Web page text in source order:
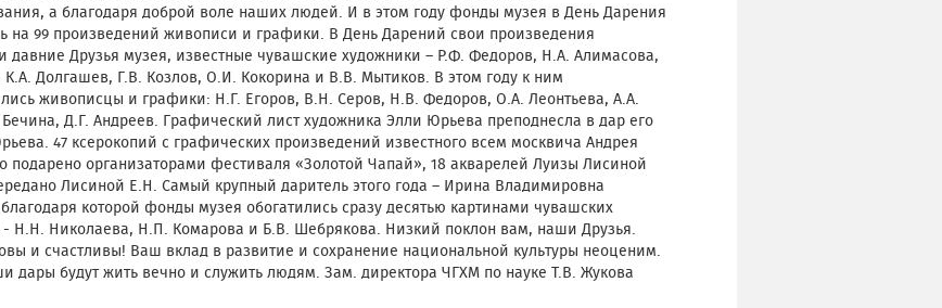
а благодаря доброй воле наших людей. И в этом году фонды музея в День Дарения
на 99 произведений живописи и графики. В День Дарений свои произведения
давние Друзья музея, известные чувашские художники – Р.Ф. Федоров, Н.А. Алимасова,
К.А. Долгашев, Г.В. Козлов, О.И. Кокорина и В.В. Мытиков. В этом году к ним
живописцы и графики: Н.Г. Егоров, В.Н. Серов, Н.В. Федоров, О.А. Леонтьева, А.А.
Д.Г. Андреев. Графический лист художника Элли Юрьева преподнесла в дар его
47 ксерокопий с графических произведений известного всем москвича Андрея
подарено организаторами фестиваля «Золотой Чапай», 18 акварелей Луизы Лисиной
Лисиной Е.Н. Самый крупный даритель этого года – Ирина Владимировна
которой фонды музея обогатились сразу десятью картинами чувашских
- Н.Н. Николаева, Н.П. Комарова и Б.В. Шебрякова. Низкий поклон вам, наши Друзья.
и счастливы! Ваш вклад в развитие и сохранение национальной культуры неоценим.
дары будут жить вечно и служить людям. Зам. директора ЧГХМ по науке Т.В. Жукова